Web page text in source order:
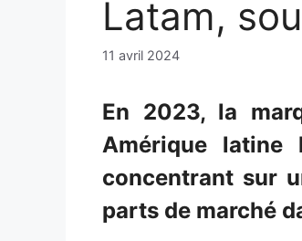
Latam,
11 avril 2024
En 2023, la
Amérique
concentrant sur
parts de marché